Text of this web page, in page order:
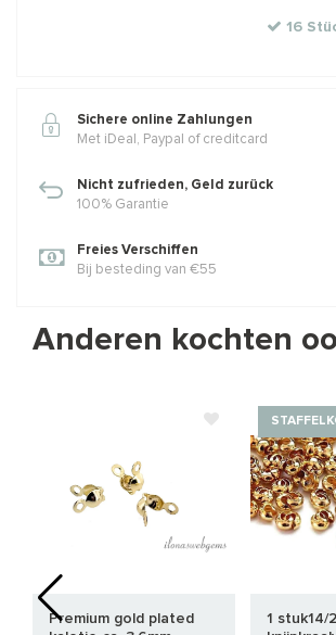
16
Sichere online Zahlungen
Met iDeal, Paypal of creditcard
Nicht zufrieden, Geld zurück
100% Garantie
Freies Verschiffen
Bij besteding van €55
Anderen kochten
Premium gold plated
1 stuk14/